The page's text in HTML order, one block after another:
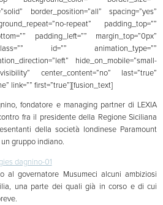
border_position=”all” spacing=”yes”
repeat” padding_top=””
padding_left=”” margin_top=”0px”
id=”” animation_type=””
hide_on_mobile=”small-
visibility” center_content=”no” last=”true”
link=”” first=”true”][fusion_text]
fondatore e managing partner di LEXIA
fra il presidente della Regione Siciliana
della società londinese Paramount
gruppo indiano.
al governatore Musumeci alcuni ambiziosi
una parte dei quali già in corso e di cui